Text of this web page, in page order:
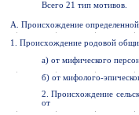
Всего 21 тип мотивов.
А. Происхождение
1. Происхождение родовой
а) от мифического
б) от мифолого-
2. Происхождение
от